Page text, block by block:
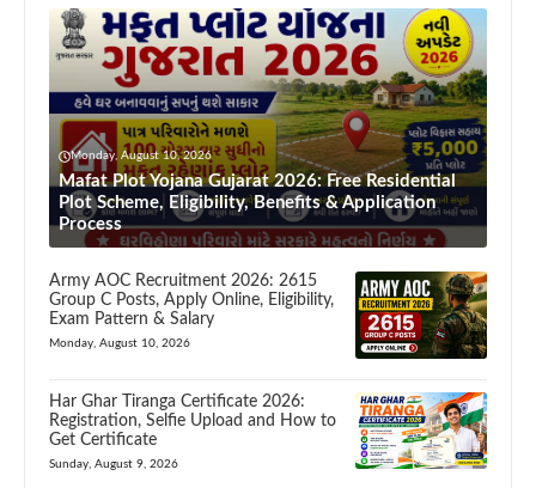
Monday, August 10, 2026
Mafat Plot Yojana Gujarat 2026: Free Residential
Plot Scheme, Eligibility, Benefits & Application
Process
Army AOC Recruitment 2026: 2615
Group C Posts, Apply Online, Eligibility,
Exam Pattern & Salary
Monday, August 10, 2026
Har Ghar Tiranga Certificate 2026:
Registration, Selfie Upload and How to
Get Certificate
Sunday, August 9, 2026